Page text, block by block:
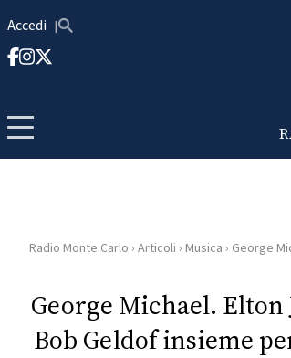
Accedi
HOME
RADIO
Radio Monte Carlo › Articoli › Musica › George
George Michael.
Bob Geldof insieme